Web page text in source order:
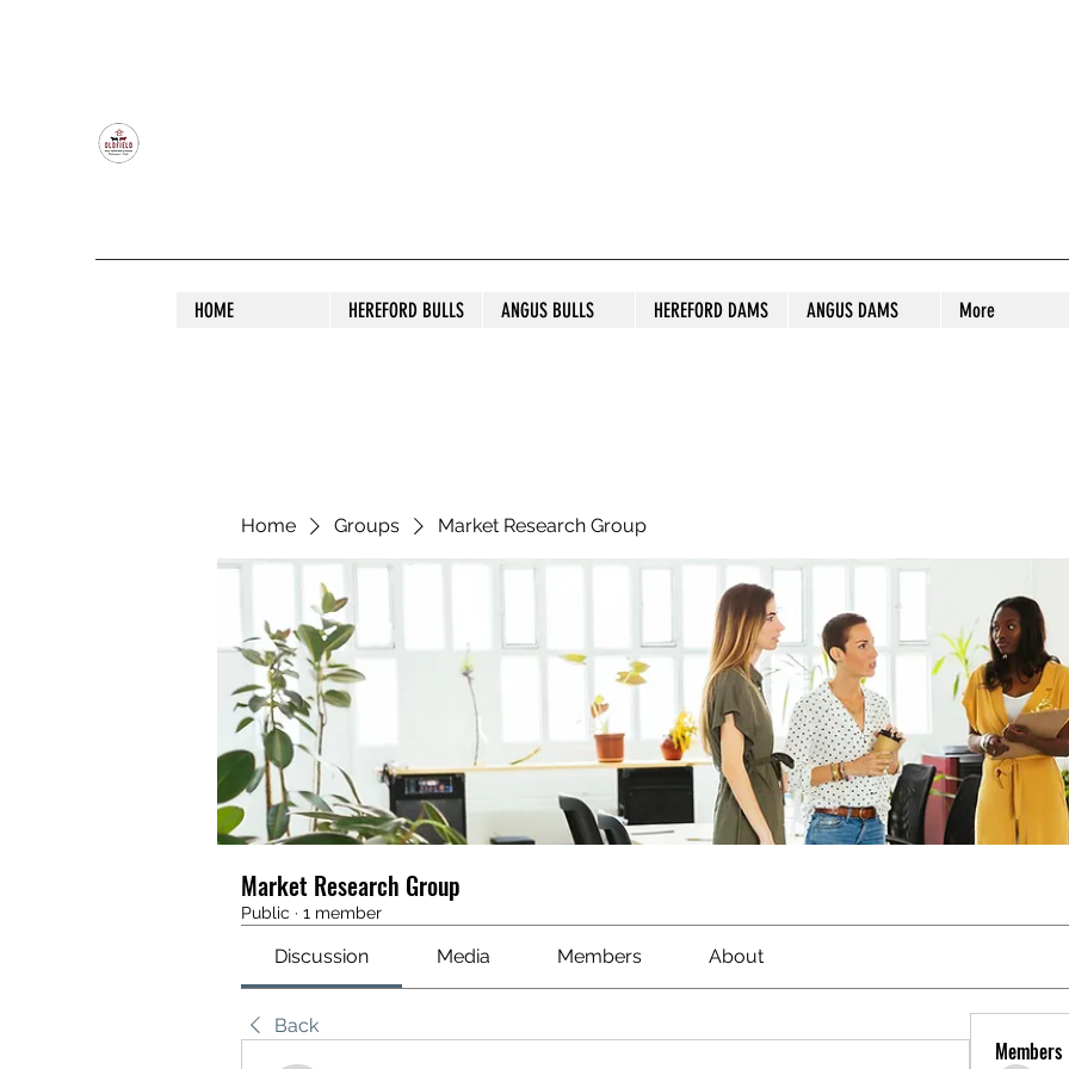
HOME HEREFORD BULLS ANGUS BULLS HEREFORD DAMS ANGUS DAMS More
Home Groups Market Research Group
Market Research Group
Public · 1 member
Discussion Media Members About
Back
Members